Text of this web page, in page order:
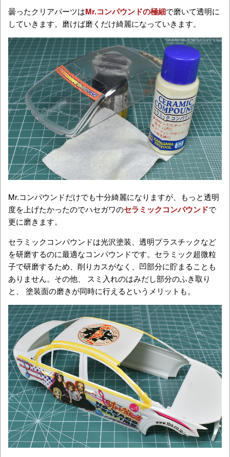
曇ったクリアパーツはMr.コンパウンドの極細で磨いて透明に
していきます。磨けば磨くだけ綺麗になっていきます。
Mr.コンパウンドだけでも十分綺麗になりますが、もっと透明
度を上げたかったのでハセガワのセラミックコンパウンドで
更に磨きます。
セラミックコンパウンドは光沢塗装、透明プラスチックなど
を研磨するのに最適なコンパウンドです。セラミック超微粒
子で研磨するため、削りカスがなく、凹部分に貯まることも
ありません。その他、 スミ入れのはみだし部分のふき取り
と、 塗装面の磨きが同時に行えるというメリットも。